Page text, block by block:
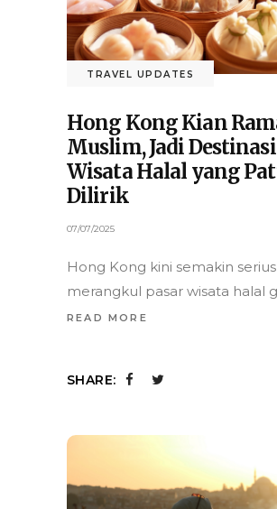
TRAVEL UPDATES
Hong Kong Kian
Muslim, Jadi Destinasi
Wisata Halal yang
Dilirik
07/07/2025
Hong Kong kini semakin serius
merangkul pasar wisata halal
READ MORE
SHARE: